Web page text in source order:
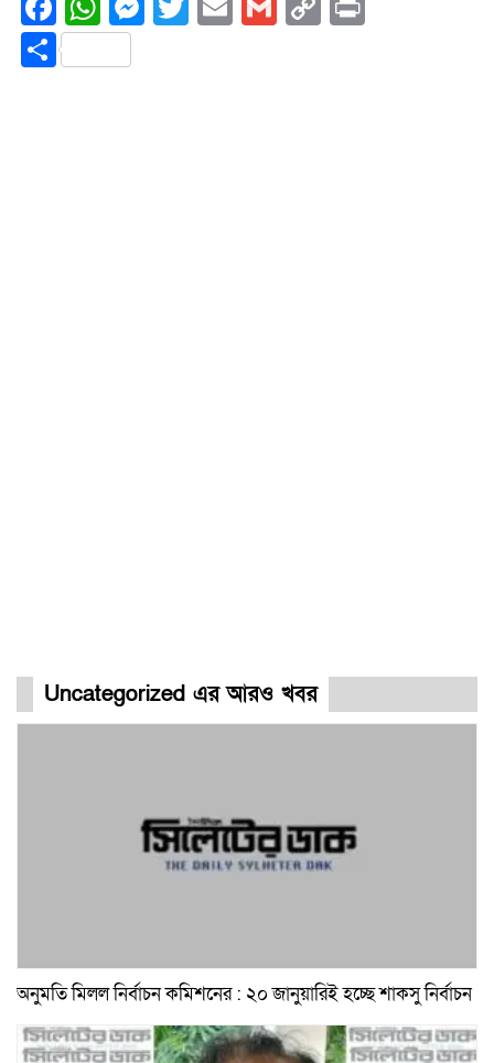
Share
Uncategorized এর আরও খবর
অনুমতি মিলল নির্বাচন কমিশনের : ২০ জানুয়ারিই হচ্ছে শাকসু নির্বাচন